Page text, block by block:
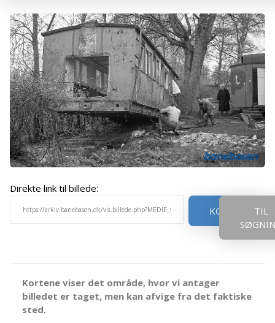
Direkte link til billede:
KOPIER
TIL
Kortene viser det område, hvor vi antager
billedet er taget, men kan afvige fra det faktiske
sted.